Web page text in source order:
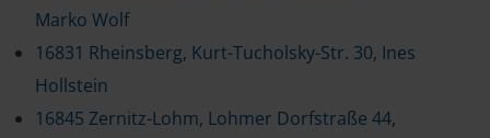
Marko Wolf
16831 Rheinsberg, Kurt-Tucholsky-Str. 30, Ines
Hollstein
16845 Zernitz-Lohm, Lohmer Dorfstraße 44,